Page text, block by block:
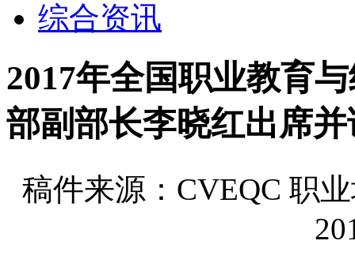
综合资讯
2017年全国职业教育
部副部长李晓红出席
稿件来源：CVEQC